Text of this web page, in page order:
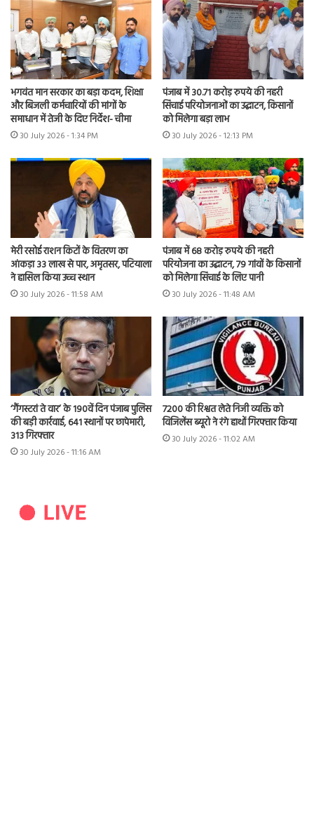
भगवंत मान सरकार का बड़ा कदम, शिक्षा
और बिजली कर्मचारियों की मांगों के
समाधान में तेजी के दिए निर्देश- चीमा
30 July 2026 - 1:34 PM
पंजाब में 30.71 करोड़ रुपये की नहरी
सिंचाई परियोजनाओं का उद्घाटन, किसानों
को मिलेगा बड़ा लाभ
30 July 2026 - 12:13 PM
मेरी रसोई राशन किटों के वितरण का
आंकड़ा 33 लाख से पार, अमृतसर, पटियाला
ने हासिल किया उच्च स्थान
30 July 2026 - 11:58 AM
पंजाब में 68 करोड़ रुपये की नहरी
परियोजना का उद्घाटन, 79 गांवों के किसानों
को मिलेगा सिंचाई के लिए पानी
30 July 2026 - 11:48 AM
‘गैंगस्टरां ते वार’ के 190वें दिन पंजाब पुलिस
की बड़ी कार्रवाई, 641 स्थानों पर छापेमारी,
313 गिरफ्तार
30 July 2026 - 11:16 AM
7200 की रिश्वत लेते निजी व्यक्ति को
विजिलेंस ब्यूरो ने रंगे हाथों गिरफ्तार किया
30 July 2026 - 11:02 AM